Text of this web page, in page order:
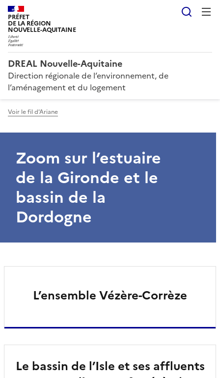
PRÉFET
DE LA RÉGION
NOUVELLE-AQUITAINE
DREAL Nouvelle-Aquitaine
Direction régionale de l’environnement, de
l’aménagement et du logement
Voir le fil d'Ariane
Zoom sur l’estuaire
de la Gironde et le
bassin de la
Dordogne
L’ensemble Vézère-Corrèze
Le bassin de l’Isle et ses affluents